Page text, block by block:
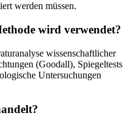
werden müssen.
wird verwendet?
wissenschaftlicher
(Goodall), Spiegeltests
Untersuchungen